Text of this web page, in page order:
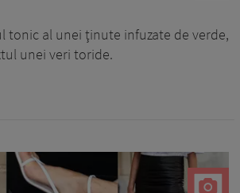
tonic al unei ţinute infuzate de verde,
unei veri toride.